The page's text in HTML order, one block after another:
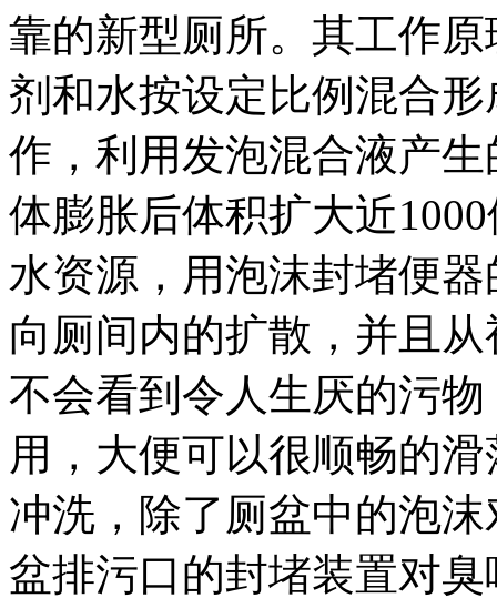
靠的新型厕所。其工作
剂和水按设定比例混合
作，利用发泡混合液产
体膨胀后体积扩大近
水资源，用泡沫封堵便
向厕间内的扩散，并且
不会看到令人生厌的污
用，大便可以很顺畅的
冲洗，除了厕盆中的泡
盆排污口的封堵装置对